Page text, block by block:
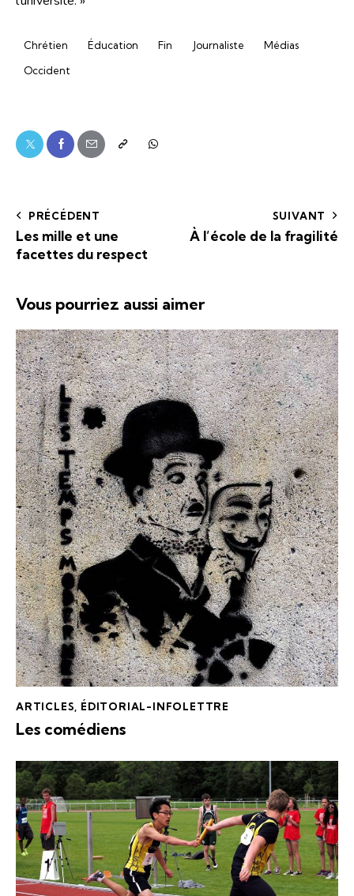
Chrétien Éducation Fin Journaliste
Médias
Occident
PRÉCÉDENT
Les mille et une
facettes du respect
SUIVANT
À l’école de la fragilité
Vous pourriez aussi aimer
ARTICLES ÉDITORIAL-INFOLETTRE
Les comédiens